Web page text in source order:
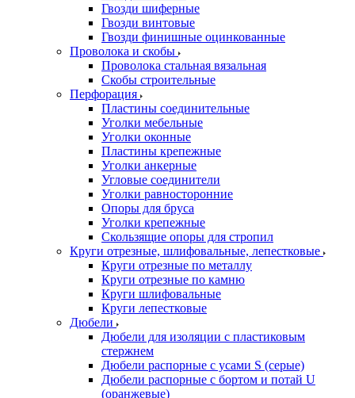
Гвозди шиферные
Гвозди винтовые
Гвозди финишные оцинкованные
Проволока и скобы
Проволока стальная вязальная
Скобы строительные
Перфорация
Пластины соединительные
Уголки мебельные
Уголки оконные
Пластины крепежные
Уголки анкерные
Угловые соединители
Уголки равносторонние
Опоры для бруса
Уголки крепежные
Скользящие опоры для стропил
Круги отрезные, шлифовальные, лепестковые
Круги отрезные по металлу
Круги отрезные по камню
Круги шлифовальные
Круги лепестковые
Дюбели
Дюбели для изоляции с пластиковым
стержнем
Дюбели распорные с усами S (серые)
Дюбели распорные c бортом и потай U
(оранжевые)